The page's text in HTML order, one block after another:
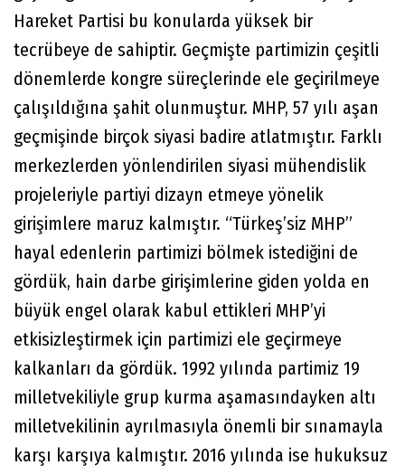
Hareket Partisi bu konularda yüksek bir
tecrübeye de sahiptir. Geçmişte partimizin çeşitli
dönemlerde kongre süreçlerinde ele geçirilmeye
çalışıldığına şahit olunmuştur. MHP, 57 yılı aşan
geçmişinde birçok siyasi badire atlatmıştır. Farklı
merkezlerden yönlendirilen siyasi mühendislik
projeleriyle partiyi dizayn etmeye yönelik
girişimlere maruz kalmıştır. “Türkeş’siz MHP”
hayal edenlerin partimizi bölmek istediğini de
gördük, hain darbe girişimlerine giden yolda en
büyük engel olarak kabul ettikleri MHP’yi
etkisizleştirmek için partimizi ele geçirmeye
kalkanları da gördük. 1992 yılında partimiz 19
milletvekiliyle grup kurma aşamasındayken altı
milletvekilinin ayrılmasıyla önemli bir sınamayla
karşı karşıya kalmıştır. 2016 yılında ise hukuksuz